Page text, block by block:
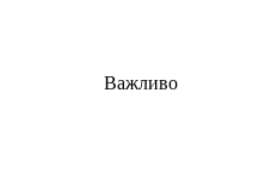
Важливо